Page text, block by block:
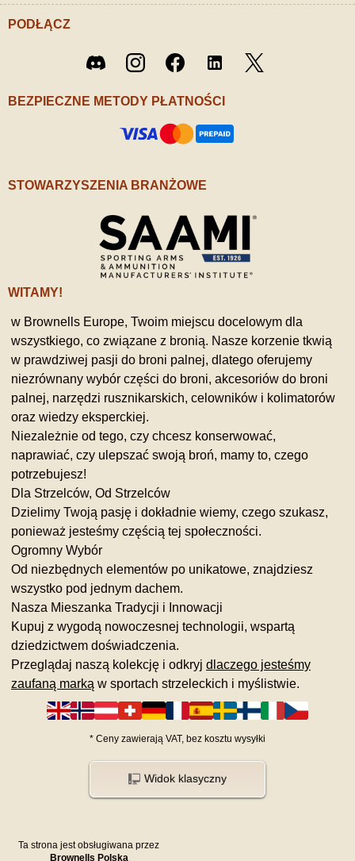
PODŁĄCZ
Discord Instagram Facebook LinkedIn
BEZPIECZNE METODY PŁATNOŚCI
STOWARZYSZENIA BRANŻOWE
WITAMY!
w Brownells Europe, Twoim miejscu docelowym dla
wszystkiego, co związane z bronią. Nasze korzenie tkwią
w prawdziwej pasji do broni palnej, dlatego oferujemy
niezrównany wybór części do broni, akcesoriów do broni
palnej, narzędzi rusznikarskich, celowników i kolimatorów
oraz wiedzy eksperckiej.
Niezależnie od tego, czy chcesz konserwować,
naprawiać, czy ulepszać swoją broń, mamy to, czego
potrzebujesz!
Dla Strzelców, Od Strzelców
Dzielimy Twoją pasję i dokładnie wiemy, czego szukasz,
ponieważ jesteśmy częścią tej społeczności.
Ogromny Wybór
Od niezbędnych elementów po unikatowe, znajdziesz
wszystko pod jednym dachem.
Nasza Mieszanka Tradycji i Innowacji
Kupuj z wygodą nowoczesnej technologii, wspartą
dziedzictwem doświadczenia.
Przeglądaj naszą kolekcję i odkryj dlaczego jesteśmy
zaufaną marką w sportach strzeleckich i myślistwie.
* Ceny zawierają VAT, bez kosztu wysyłki
Widok klasyczny
Ta strona jest obsługiwana przez
Brownells Polska